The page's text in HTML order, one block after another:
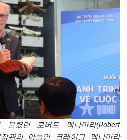
불렸던 로버트 맥나마라(Robert
관의 아들인 크레이그 맥나마라